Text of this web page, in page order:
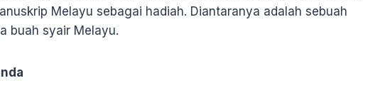
Melayu sebagai hadiah. Diantaranya adalah sebuah
buah syair Melayu.